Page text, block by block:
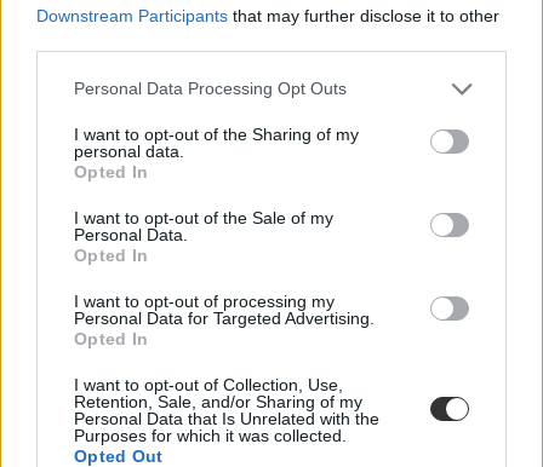
Downstream Participants that may further disclose it to other
Personal Data Processing Opt Outs
I want to opt-out of the Sharing of my
personal data.
Opted In
I want to opt-out of the Sale of my
Personal Data.
Opted In
I want to opt-out of processing my
Personal Data for Targeted Advertising.
Opted In
I want to opt-out of Collection, Use,
Retention, Sale, and/or Sharing of my
Personal Data that Is Unrelated with the
Purposes for which it was collected.
Opted Out
Hozzászólások